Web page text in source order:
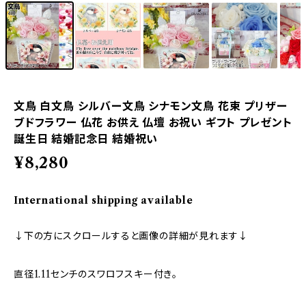
文鳥 白文鳥 シルバー文鳥 シナモン文鳥 花束 プリザー
ブドフラワー 仏花 お供え 仏壇 お祝い ギフト プレゼント
誕生日 結婚記念日 結婚祝い
¥8,280
International shipping available
↓下の方にスクロールすると画像の詳細が見れます↓
直径1.11センチのスワロフスキー付き。